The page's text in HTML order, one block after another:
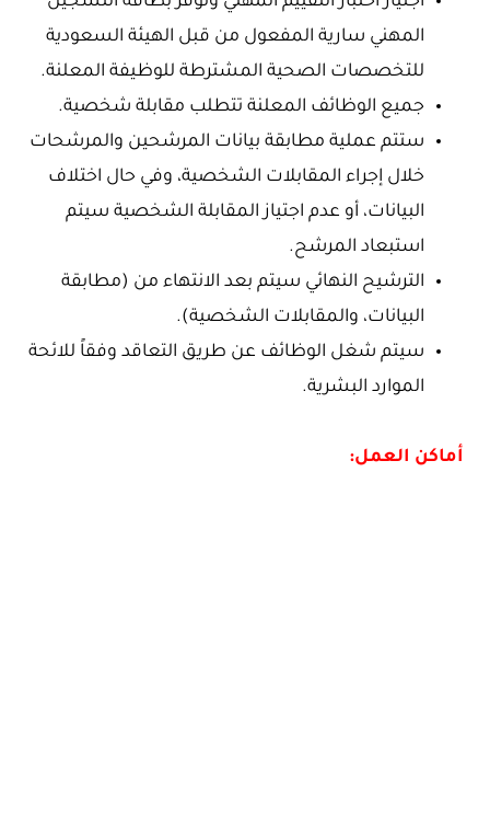
المهني سارية المفعول من قبل الهيئة السعودية
للتخصصات الصحية المشترطة للوظيفة المعلنة.
جميع الوظائف المعلنة تتطلب مقابلة شخصية.
ستتم عملية مطابقة بيانات المرشحين والمرشحات
خلال إجراء المقابلات الشخصية، وفي حال اختلاف
البيانات، أو عدم اجتياز المقابلة الشخصية سيتم
استبعاد المرشح.
الترشيح النهائي سيتم بعد الانتهاء من (مطابقة
البيانات، والمقابلات الشخصية).
سيتم شغل الوظائف عن طريق التعاقد وفقاً للائحة
الموارد البشرية.
أماكن العمل: